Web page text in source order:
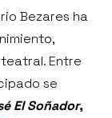
Bezares ha
Entre
se
El Soñador,